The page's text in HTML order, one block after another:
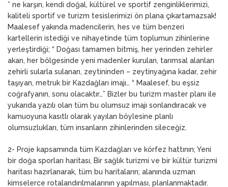
” ne karşın, kendi doğal, kültürel ve sportif zenginliklerimizi,
kaliteli sportif ve turizm tesislerimizi ön plana çıkartamazsak!
Maalesef yakında madencilerin, hes ve tüm benzeri
kartellerin istediği ve nihayetinde tüm toplumun zihinlerine
yerleştirdiği; “ Doğası tamamen bitmiş, her yerinden zehirler
akan, her bölgesinde yeni madenler kurulan, tarımsal alanları
zehirli sularla sulanan, zeytininden – zeytinyağına kadar, zehir
taşıyan, metruk bir Kazdağları imajı… “ Maalesef, bu eşsiz
coğrafyanın, sonu olacaktır…” Bizler bu turizm master planı ile
yukarıda yazılı olan tüm bu olumsuz imajı sonlandıracak ve
kamuoyuna kasıtlı olarak yayılan böylesine planlı
olumsuzlukları, tüm insanların zihinlerinden sileceğiz.
2- Proje kapsamında tüm Kazdağları ve körfez hattının; Yeni
bir doğa sporları haritası, Bir sağlık turizmi ve bir kültür turizmi
haritası hazırlanarak, tüm bu haritaların; alanında uzman
kimselerce rotalandırılmalarının yapılması, planlanmaktadır.